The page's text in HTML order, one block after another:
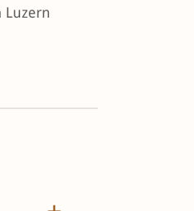
Luzern